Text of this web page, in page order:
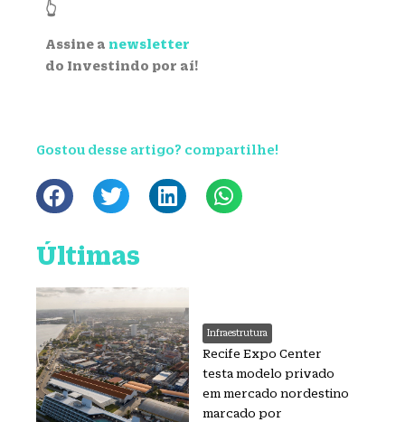
👆
Assine a newsletter
do Investindo por aí!
Gostou desse artigo? compartilhe!
Últimas
Infraestrutura
Recife Expo Center
testa modelo privado
em mercado nordestino
marcado por